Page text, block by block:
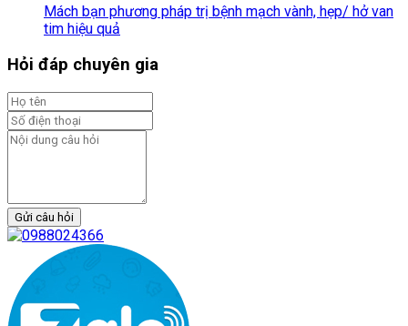
Mách bạn phương pháp trị bệnh mạch vành, hẹp/ hở van
tim hiệu quả
Hỏi đáp chuyên gia
Gửi câu hỏi